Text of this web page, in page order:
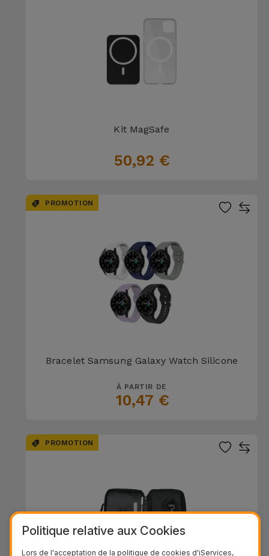
Kit MagSafe
50,92 €
PROMOTION
Bracelet Samsung Galaxy Watch Silicone
À PARTIR DE
10,47 €
PROMOTION
Politique relative aux Cookies
Lors de l'acceptation de la politique de cookies d'iServices,